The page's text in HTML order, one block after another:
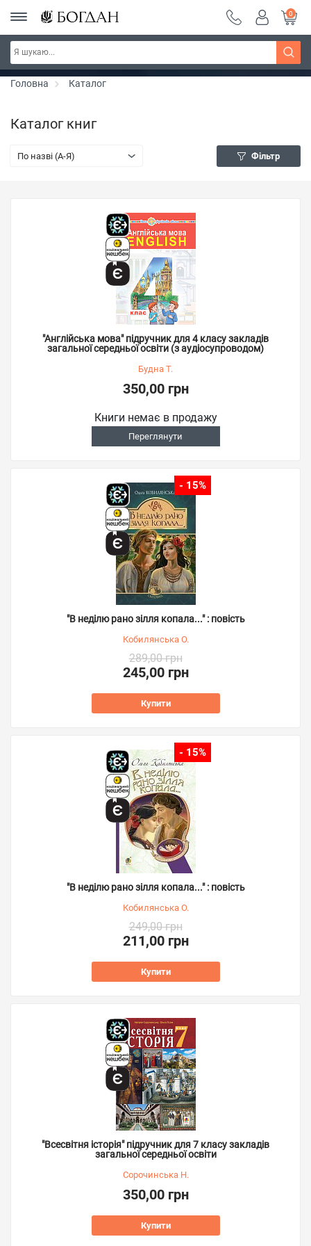
РОЗПРОДАЖ ~ 150 грн ~ 200 грн ~ 250 грн ~
300 грн ~ РОЗПРОДАЖ
Дізнатись більше
0
Головна Каталог
Каталог книг
По назві (A-Я) Фільтр
"Англійська мова" підручник для 4 класу закладів
загальної середньої освіти (з аудіосупроводом)
Будна Т.
350,00 грн
Книги немає в продажу
Переглянути
- 15%
"В неділю рано зілля копала..." : повість
Кобилянська О.
289,00 грн
245,00 грн
Купити
- 15%
"В неділю рано зілля копала..." : повість
Кобилянська О.
249,00 грн
211,00 грн
Купити
"Всесвітня історія" підручник для 7 класу закладів
загальної середньої освіти
Сорочинська Н.
350,00 грн
Купити